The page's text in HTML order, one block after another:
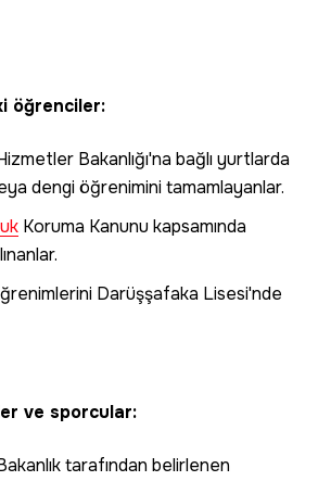
öğrenciler:
Bakanlığı'na bağlı yurtlarda
dengi öğrenimini tamamlayanlar.
Koruma Kanunu kapsamında
Darüşşafaka Lisesi'nde
ve sporcular:
tarafından belirlenen